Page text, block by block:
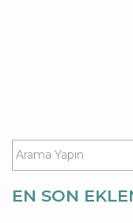
EN SON